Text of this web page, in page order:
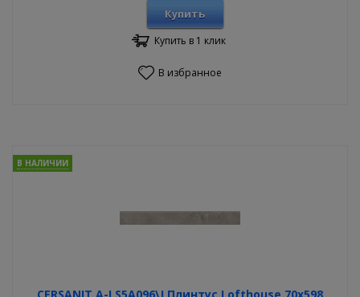
Купить
Купить в 1 клик
В избранное
В НАЛИЧИИ